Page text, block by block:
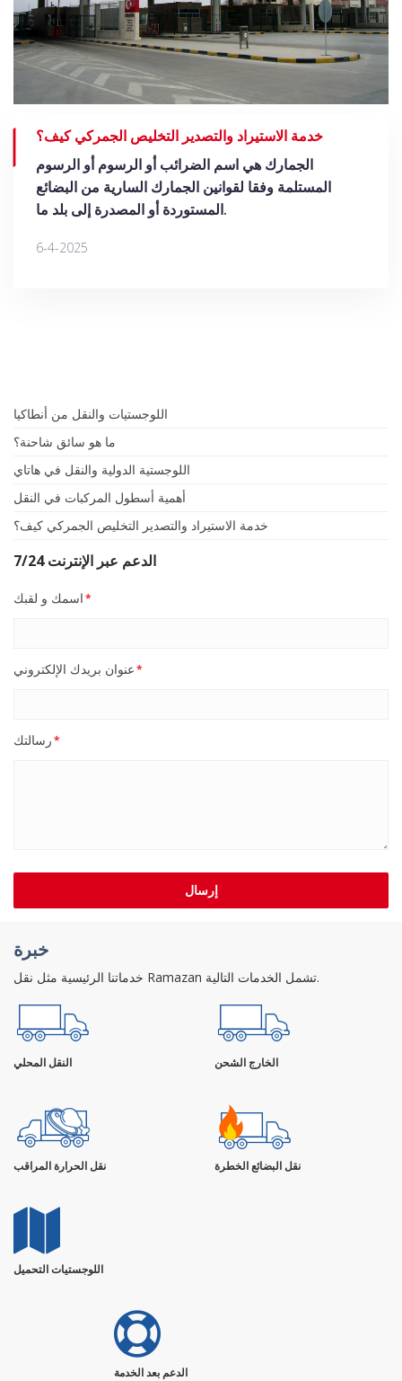
خدمة الاستيراد والتصدير التخليص الجمركي كيف؟
الجمارك هي اسم الضرائب أو الرسوم أو الرسوم
المستلمة وفقا لقوانين الجمارك السارية من البضائع
المستوردة أو المصدرة إلى بلد ما.
6-4-2025
اللوجستيات والنقل من أنطاكيا
ما هو سائق شاحنة؟
اللوجستية الدولية والنقل في هاتاي
أهمية أسطول المركبات في النقل
خدمة الاستيراد والتصدير التخليص الجمركي كيف؟
7/24 الدعم عبر الإنترنت
اسمك و لقبك*
عنوان بريدك الإلكتروني*
رسالتك*
إرسال
خبرة
خدماتنا الرئيسية مثل نقل Ramazan تشمل الخدمات التالية.
النقل المحلي الخارج الشحن
نقل الحرارة المراقب نقل البضائع الخطرة
اللوجستيات التحميل
الدعم بعد الخدمة